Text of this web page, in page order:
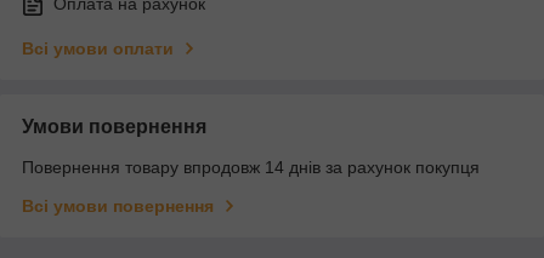
Оплата на рахунок
Всі умови оплати
Умови повернення
Повернення товару впродовж 14 днів за рахунок покупця
Всі умови повернення